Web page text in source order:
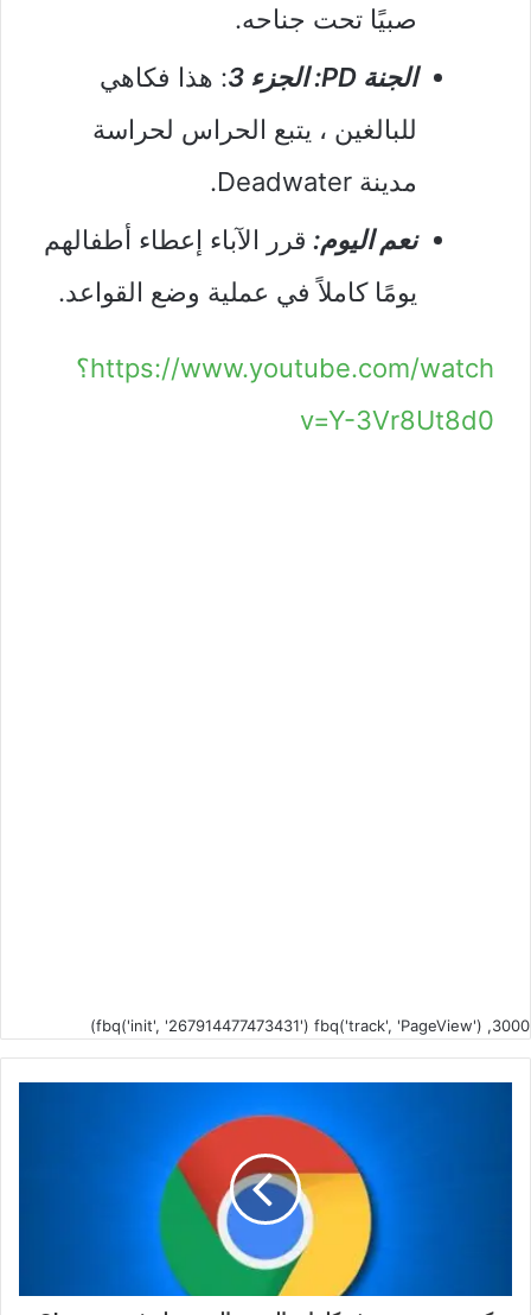
صبيًا تحت جناحه.
الجنة PD: الجزء 3
: هذا فكاهي
للبالغين ، يتبع الحراس لحراسة
مدينة Deadwater.
نعم اليوم: قرر الآباء إعطاء أطفالهم
يومًا كاملاً في عملية وضع القواعد.
https://www.youtube.com/watch؟
v=Y-3Vr8Ut8d0
fbq('init', '267914477473431') fbq('track', 'PageView') ,3000)